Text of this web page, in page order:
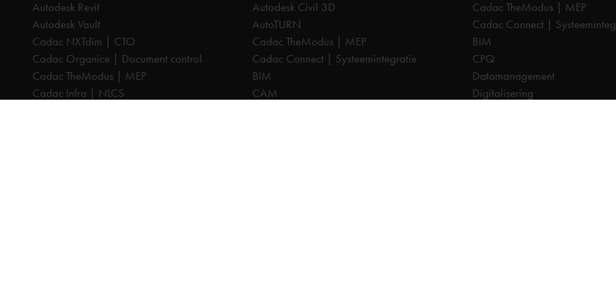
Autodesk Revit
Autodesk Vault
Cadac NXTdim | CTO
Cadac Organice | Document control
Cadac TheModus | MEP
Cadac Infra | NLCS
Autodesk Civil 3D
AutoTURN
Cadac TheModus | MEP
Cadac Connect | Systeemintegratie
BIM
CAM
Cadac TheModus | MEP
Cadac Connect |
BIM
CPQ
Datamanagement
Digitalisering